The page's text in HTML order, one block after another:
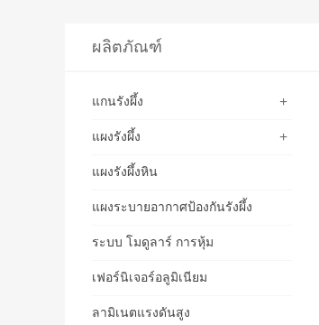
ผลิตภัณฑ์
+
แกนรังผึ้ง
+
แผงรังผึ้ง
แผงรังผึ้งหิน
แผงระบายอากาศป้องกันรังผึ้ง
ระบบ โมดูลาร์ การหุ้ม
เฟอร์นิเจอร์อลูมิเนียม
ลามิเนตแรงดันสูง